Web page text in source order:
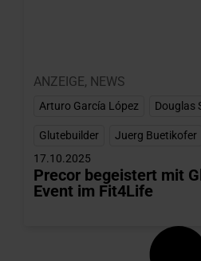
ANZEIGE, NEWS
Arturo García López Douglas
Glutebuilder Juerg Buetikofer
17.10.2025
Precor begeistert mit
Event im Fit4Life